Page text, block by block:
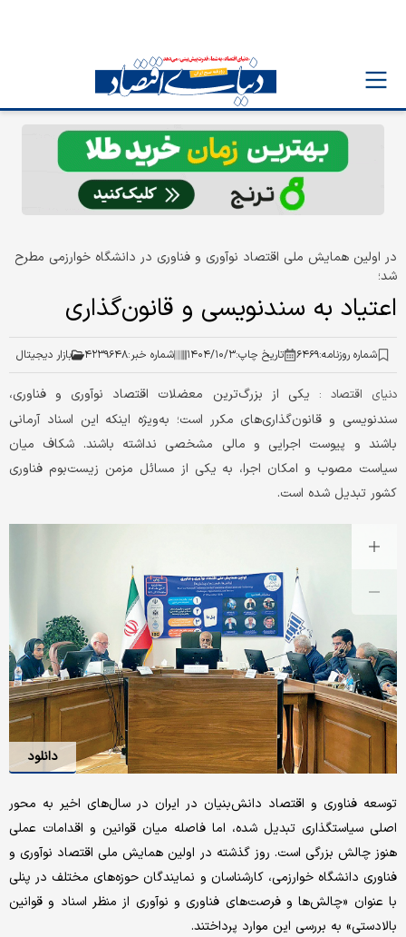
در اولین همایش ملی اقتصاد نوآوری و فناوری در دانشگاه خوارزمی مطرح
شد؛
اعتیاد به سندنویسی و قانون‌گذاری
شماره روزنامه:۶۴۶۹ تاریخ چاپ:۱۴۰۴/۱۰/۳ شماره خبر:۴۲۳۹۶۴۸ بازار دیجیتال
دنیای اقتصاد : یکی از بزرگ‌ترین معضلات اقتصاد نوآوری و فناوری،
سندنویسی و قانون‌گذاری‌های مکرر است؛ به‌ویژه اینکه این اسناد آرمانی
باشند و پیوست اجرایی و مالی مشخصی نداشته باشند. شکاف میان
سیاست مصوب و امکان اجرا، به یکی از مسائل مزمن زیست‌بوم فناوری
کشور تبدیل شده است.
دانلود
توسعه فناوری و اقتصاد دانش‌بنیان در ایران در سال‌های اخیر به محور
اصلی سیاستگذاری تبدیل شده، اما فاصله میان قوانین و اقدامات عملی
هنوز چالش بزرگی است. روز گذشته در اولین همایش ملی اقتصاد نوآوری و
فناوری دانشگاه خوارزمی، کارشناسان و نمایندگان حوزه‌های مختلف در پنلی
با عنوان «چالش‌ها و فرصت‌های فناوری و نوآوری از منظر اسناد و قوانین
بالادستی» به بررسی این موارد پرداختند.